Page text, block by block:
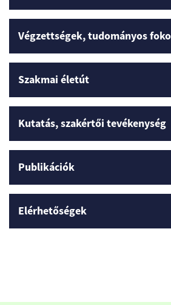
Végzettségek, tudományos
Szakmai életút
Kutatás, szakértői tevékenység
Publikációk
Elérhetőségek